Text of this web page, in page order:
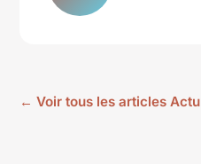
← Voir tous les articles Actu